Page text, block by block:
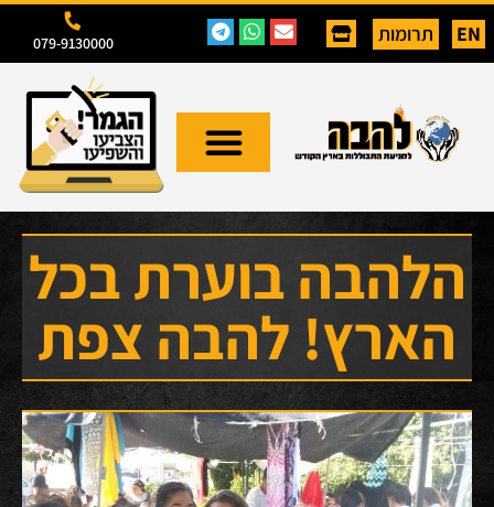
EN תרומות 079-9130000
הלהבה בוערת בכל
הארץ! להבה צפת